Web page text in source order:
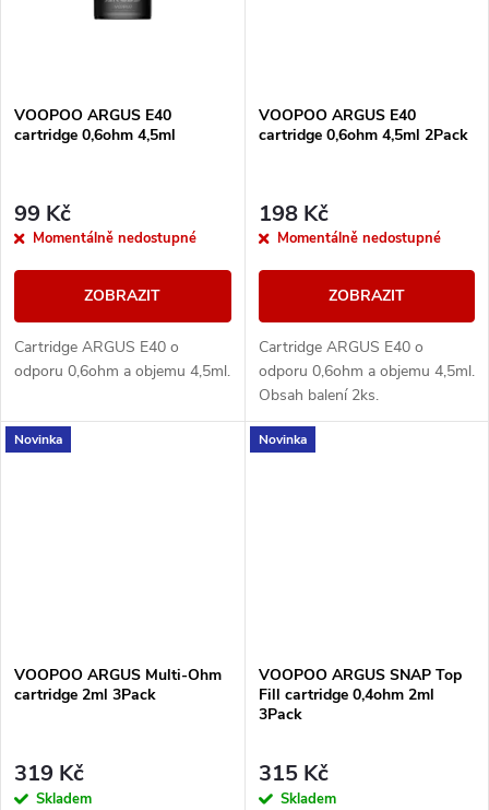
VOOPOO ARGUS E40
cartridge 0,6ohm 4,5ml
99 Kč
Momentálně nedostupné
ZOBRAZIT
Cartridge ARGUS E40 o
odporu 0,6ohm a objemu 4,5ml.
VOOPOO ARGUS E40
cartridge 0,6ohm 4,5ml 2Pack
198 Kč
Momentálně nedostupné
ZOBRAZIT
Cartridge ARGUS E40 o
odporu 0,6ohm a objemu 4,5ml.
Obsah balení 2ks.
Novinka
VOOPOO ARGUS Multi-Ohm
cartridge 2ml 3Pack
319 Kč
Skladem
Novinka
VOOPOO ARGUS SNAP Top
Fill cartridge 0,4ohm 2ml
3Pack
315 Kč
Skladem